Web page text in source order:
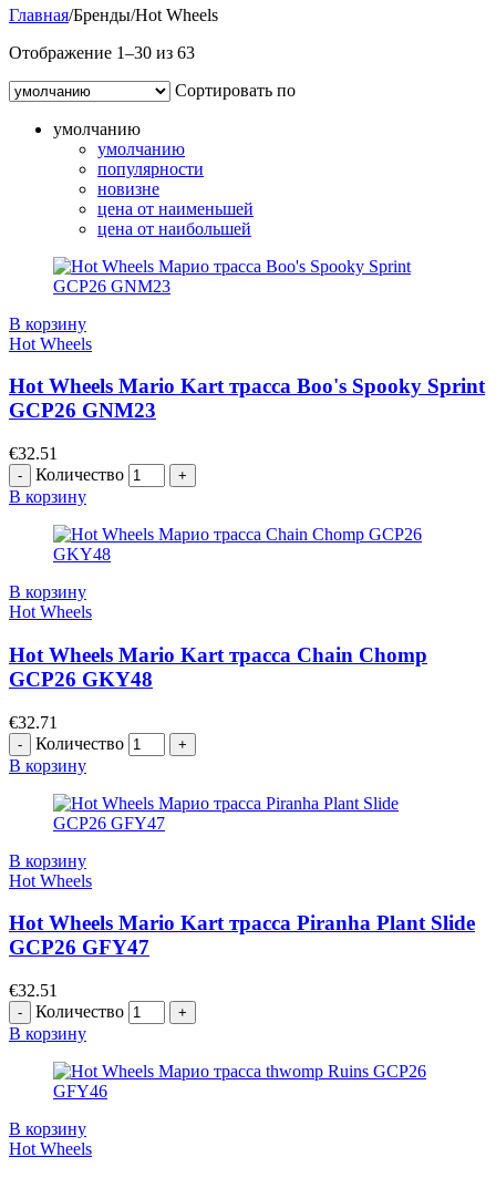
Главная/Бренды/Hot Wheels
Отображение 1–30 из 63
Сортировать по
умолчанию
умолчанию
популярности
новизне
цена от наименьшей
цена от наибольшей
В корзину
Hot Wheels
Hot Wheels Mario Kart трасса Boo's Spooky Sprint
GCP26 GNM23
€32.51
Количество
В корзину
В корзину
Hot Wheels
Hot Wheels Mario Kart трасса Chain Chomp
GCP26 GKY48
€32.71
Количество
В корзину
В корзину
Hot Wheels
Hot Wheels Mario Kart трасса Piranha Plant Slide
GCP26 GFY47
€32.51
Количество
В корзину
В корзину
Hot Wheels